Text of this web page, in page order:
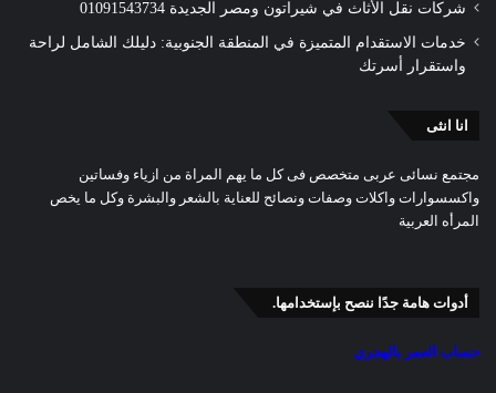
شركات نقل الأثاث في شيراتون ومصر الجديدة 01091543734
خدمات الاستقدام المتميزة في المنطقة الجنوبية: دليلك الشامل لراحة
واستقرار أسرتك
انا انثى
مجتمع نسائى عربى متخصص فى كل ما يهم المراة من ازياء وفساتين
واكسسوارات واكلات وصفات ونصائح للعناية بالشعر والبشرة وكل ما يخص
المرأه العربية
أدوات هامة جدًا ننصح بإستخدامها.
حساب العمر بالهجري